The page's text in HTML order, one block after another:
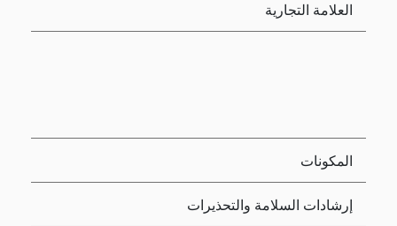
العلامة التجارية
المكونات
إرشادات السلامة والتحذيرات